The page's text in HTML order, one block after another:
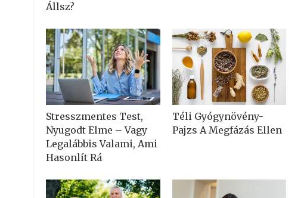
Állsz?
Stresszmentes Test,
Nyugodt Elme – Vagy
Legalábbis Valami, Ami
Hasonlít Rá
Téli Gyógynövény-
Pajzs A Megfázás Ellen